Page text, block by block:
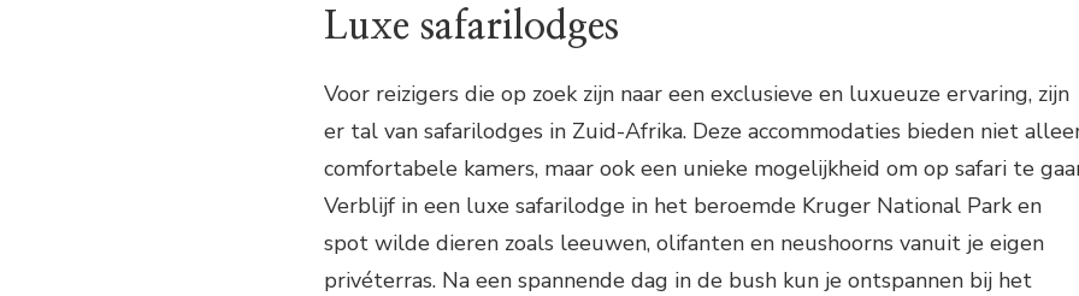
Luxe safarilodges
Voor reizigers die op zoek zijn naar een exclusieve en luxueuze ervaring, zijn
er tal van safarilodges in Zuid-Afrika. Deze accommodaties bieden niet
comfortabele kamers, maar ook een unieke mogelijkheid om op safari te
Verblijf in een luxe safarilodge in het beroemde Kruger National Park en
spot wilde dieren zoals leeuwen, olifanten en neushoorns vanuit je eigen
privéterras. Na een spannende dag in de bush kun je ontspannen bij het